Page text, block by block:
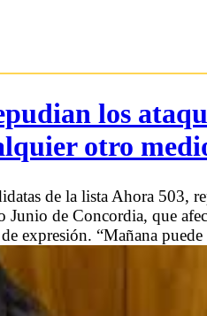
los
otro
de la lista Ahora 503,
de Concordia, que
expresión. “Mañana